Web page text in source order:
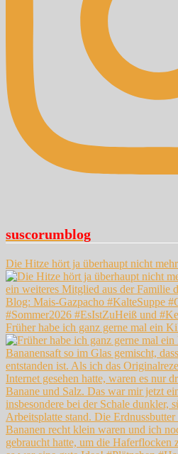
suscorumblog
Die Hitze hört ja überhaupt nicht
Früher habe ich ganz gerne mal ein